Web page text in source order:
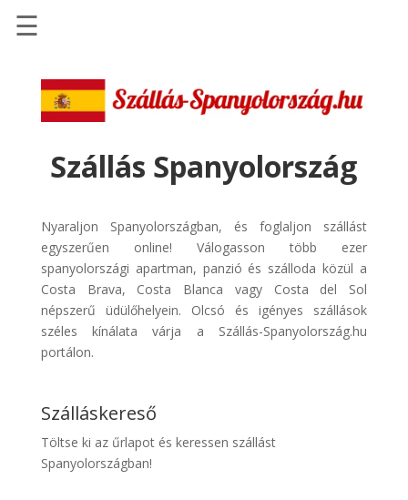
Szállások
Szállásinfo.eu
Repülőjegy
Autóbérlés
Discover
Cars
Transzfer
Taxi
☰
Szállás Spanyolország
Nyaraljon Spanyolországban, és foglaljon szállást
egyszerűen online! Válogasson több ezer
spanyolországi apartman, panzió és szálloda közül a
Costa Brava, Costa Blanca vagy Costa del Sol
népszerű üdülőhelyein. Olcsó és igényes szállások
széles kínálata várja a Szállás-Spanyolország.hu
portálon.
Szálláskereső
Töltse ki az űrlapot és keressen szállást
Spanyolországban!